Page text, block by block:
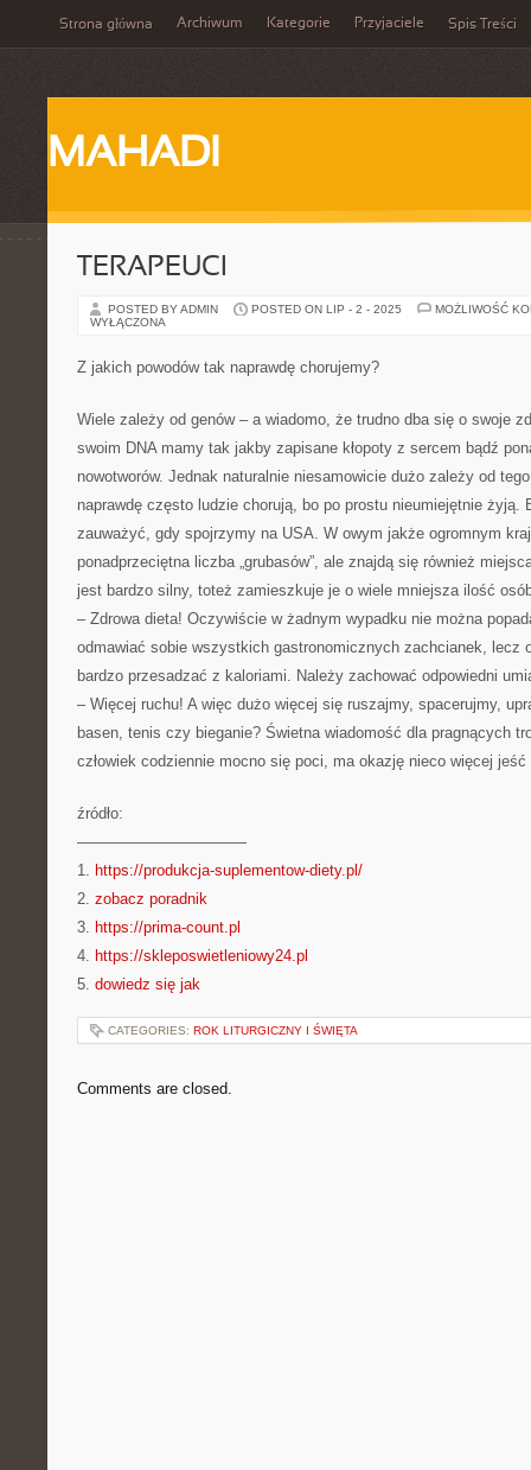
Strona główna Archiwum Kategorie Przyjaciele Spis Treści
MAHADI
TERAPEUCI
POSTED BY ADMIN POSTED ON LIP - 2 - 2025
MOŻLIWOŚĆ
WYŁĄCZONA
Z jakich powodów tak naprawdę chorujemy?
Wiele zależy od genów – a wiadomo, że trudno dba się o swoje
swoim DNA mamy tak jakby zapisane kłopoty z sercem bądź
nowotworów. Jednak naturalnie niesamowicie dużo zależy od
naprawdę często ludzie chorują, bo po prostu nieumiejętnie żyją.
zauważyć, gdy spojrzymy na USA. W owym jakże ogromnym
ponadprzeciętna liczba „grubasów”, ale znajdą się również
jest bardzo silny, toteż zamieszkuje je o wiele mniejsza ilość
– Zdrowa dieta! Oczywiście w żadnym wypadku nie można
odmawiać sobie wszystkich gastronomicznych zachcianek, lecz
bardzo przesadzać z kaloriami. Należy zachować odpowiedni
– Więcej ruchu! A więc dużo więcej się ruszajmy, spacerujmy,
basen, tenis czy bieganie? Świetna wiadomość dla pragnących
człowiek codziennie mocno się poci, ma okazję nieco więcej
źródło:
———————————
1. https://produkcja-suplementow-diety.pl/
2. zobacz poradnik
3. https://prima-count.pl
4. https://skleposwietleniowy24.pl
5. dowiedz się jak
CATEGORIES: ROK LITURGICZNY I ŚWIĘTA
Comments are closed.